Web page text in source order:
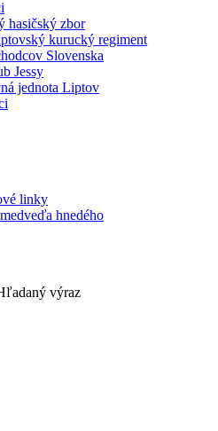
hasičský zbor
kurucký regiment
Slovenska
Jessy
jednota Liptov
linky
hnedého
výraz